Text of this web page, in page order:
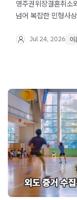
영주권위장결혼취소
넘어 복잡한 민형사
심각한 법적 처벌을
Jul 24, 2026 이